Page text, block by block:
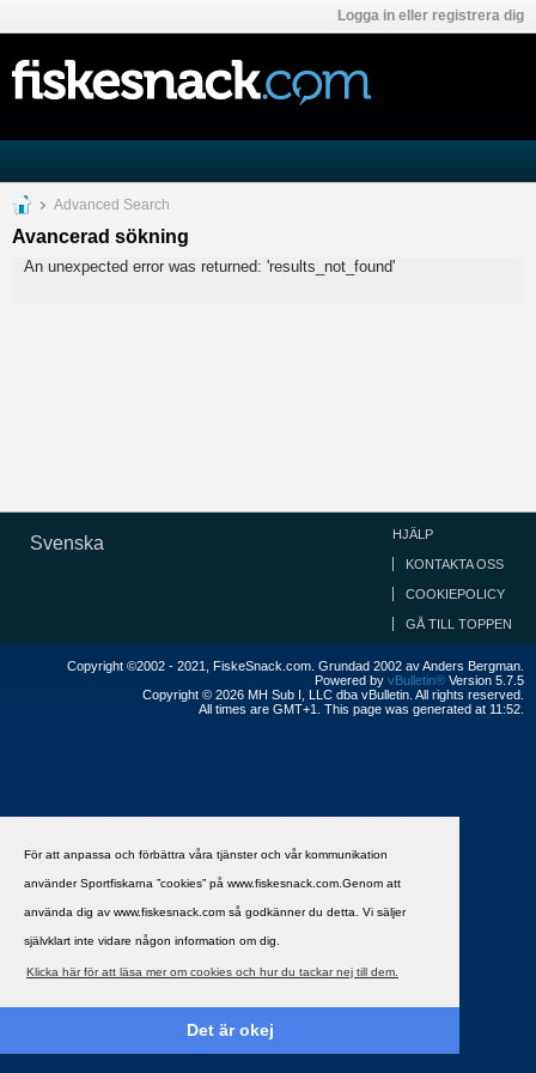
För att anpassa och förbättra våra tjänster och vår kommunikation
använder Sportfiskarna ”cookies” på www.fiskesnack.com.Genom att
använda dig av www.fiskesnack.com så godkänner du detta. Vi säljer
självklart inte vidare någon information om dig.
Klicka här för att läsa mer om cookies och hur du tackar nej till dem.
Det är okej
Logga in eller registrera dig
Advanced Search
Avancerad sökning
An unexpected error was returned: 'results_not_found'
Svenska HJÄLP
KONTAKTA OSS
COOKIEPOLICY
GÅ TILL TOPPEN
Copyright ©2002 - 2021, FiskeSnack.com. Grundad 2002 av Anders Bergman.
Powered by vBulletin® Version 5.7.5
Copyright © 2026 MH Sub I, LLC dba vBulletin. All rights reserved.
All times are GMT+1. This page was generated at 11:52.